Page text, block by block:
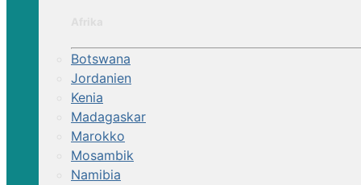
Botswana
Jordanien
Kenia
Madagaskar
Marokko
Mosambik
Namibia